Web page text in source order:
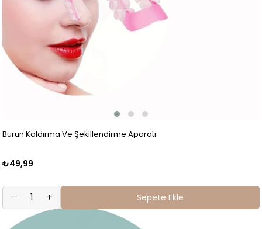
Burun Kaldırma Ve Şekillendirme Aparatı
₺49,99
Sepete Ekle